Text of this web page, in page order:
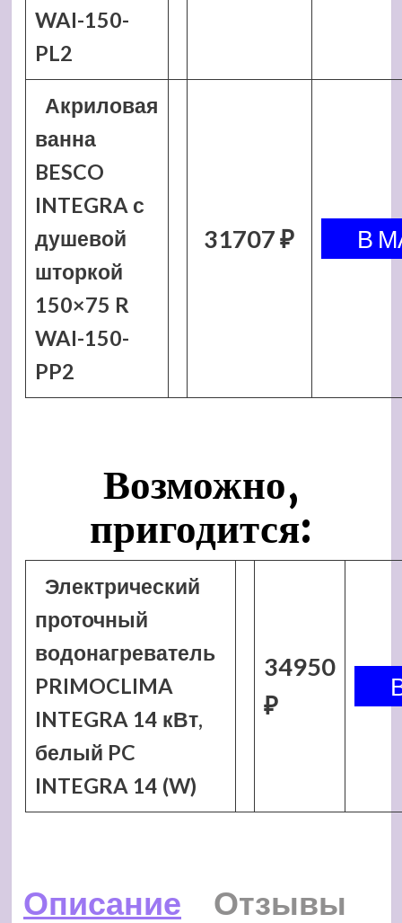
WAI-150-
PL2
Акриловая
ванна
BESCO
INTEGRA с
душевой
шторкой
150×75 R
WAI-150-
PP2
31707 ₽
Возможно,
пригодится:
Электрический
проточный
водонагреватель
PRIMOCLIMA
INTEGRA 14 кВт,
белый PC
INTEGRA 14 (W)
34950
₽
Описание Отзывы